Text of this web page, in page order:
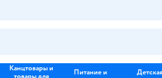
Канцтовары и
товары для
Питание и
Детская